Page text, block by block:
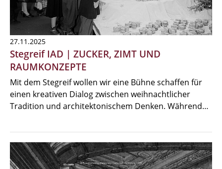
27.11.2025
Stegreif IAD | ZUCKER, ZIMT UND
RAUMKONZEPTE
Mit dem Stegreif wollen wir eine Bühne schaffen für
einen kreativen Dialog zwischen weihnachtlicher
Tradition und architektonischem Denken. Während…